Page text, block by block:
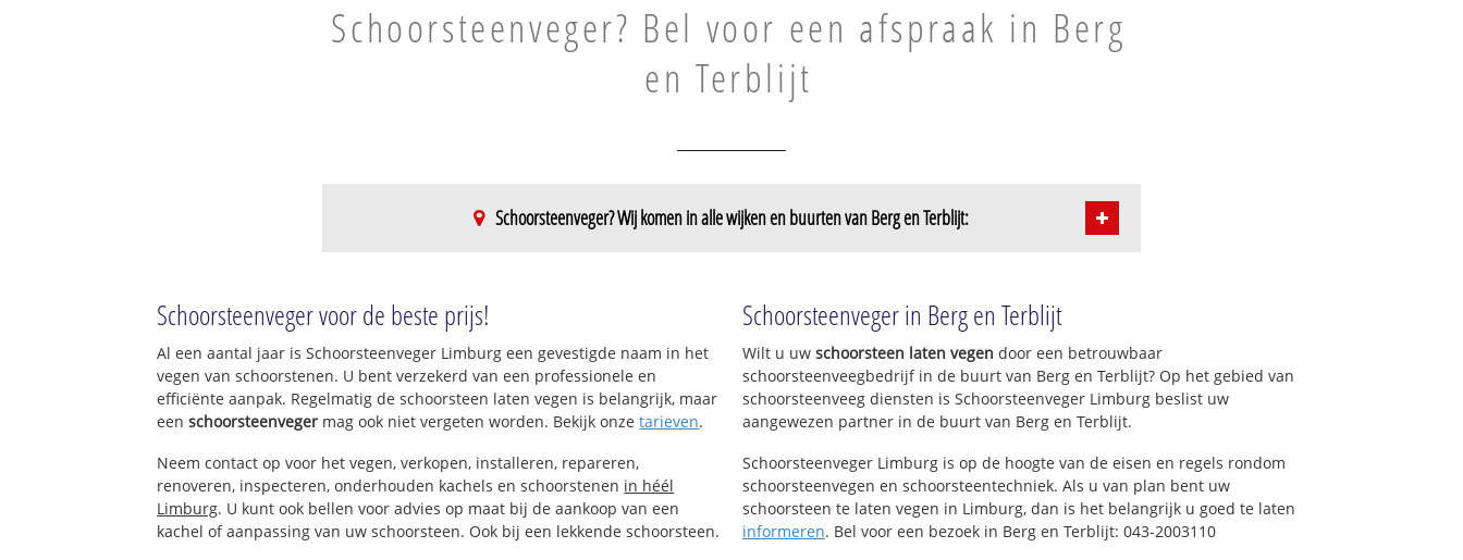
Schoorsteenveger? Bel voor een afspraak in Berg
en Terblijt
Schoorsteenveger? Wij komen in alle wijken en buurten van Berg en Terblijt:
Terblijt
Vilt
Geulhem
Rasberg
Bergse Heide
Vilter Heide
Schoorsteenveger voor de beste prijs!
Al een aantal jaar is Schoorsteenveger Limburg een gevestigde naam in het
vegen van schoorstenen. U bent verzekerd van een professionele en
efficiënte aanpak. Regelmatig de schoorsteen laten vegen is belangrijk, maar
eenschoorsteenveger mag ook niet vergeten worden. Bekijk onzetarieven.
Neem contact op voor het vegen, verkopen, installeren, repareren,
renoveren, inspecteren, onderhouden kachels en schoorstenen in héél
Limburg. U kunt ook bellen voor advies op maat bij de aankoop van een
kachel of aanpassing van uw schoorsteen. Ook bij een lekkende schoorsteen.
Schoorsteenveger in Berg en Terblijt
Wilt u uw schoorsteen laten vegen door een betrouwbaar
schoorsteenveegbedrijf in de buurt van Berg en Terblijt? Op het gebied van
schoorsteenveeg diensten is Schoorsteenveger Limburg beslist uw
aangewezen partner in de buurt van Berg en Terblijt.
Schoorsteenveger Limburg is op de hoogte van de eisen en regels rondom
schoorsteenvegen en schoorsteentechniek. Als u van plan bent uw
schoorsteen te laten vegen in Limburg, dan is het belangrijk u goed te laten
informeren. Bel voor een bezoek in Berg en Terblijt: 043-2003110